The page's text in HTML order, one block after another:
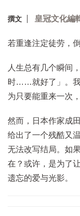
撰文 皇冠文化編
若重逢注定徒劳，
人生总有几个瞬间
时……就好了」。我
为只要能重来一次
然而，日本作家成
给出了一个残酷又
无法改写结局。如
在？或许，是为了
遗忘的爱与光影。